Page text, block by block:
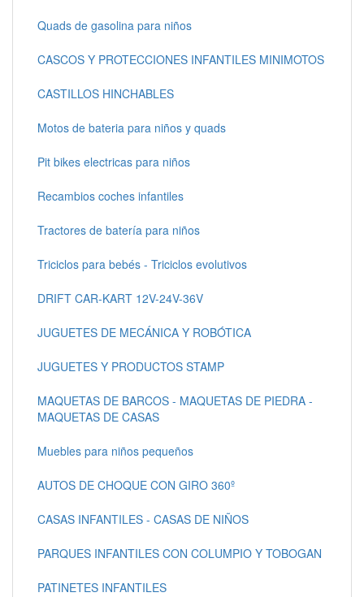
Quads de gasolina para niños
CASCOS Y PROTECCIONES INFANTILES MINIMOTOS
CASTILLOS HINCHABLES
Motos de bateria para niños y quads
Pit bikes electricas para niños
Recambios coches infantiles
Tractores de batería para niños
Triciclos para bebés - Triciclos evolutivos
DRIFT CAR-KART 12V-24V-36V
JUGUETES DE MECÁNICA Y ROBÓTICA
JUGUETES Y PRODUCTOS STAMP
MAQUETAS DE BARCOS - MAQUETAS DE PIEDRA -
MAQUETAS DE CASAS
Muebles para niños pequeños
AUTOS DE CHOQUE CON GIRO 360º
CASAS INFANTILES - CASAS DE NIÑOS
PARQUES INFANTILES CON COLUMPIO Y TOBOGAN
PATINETES INFANTILES